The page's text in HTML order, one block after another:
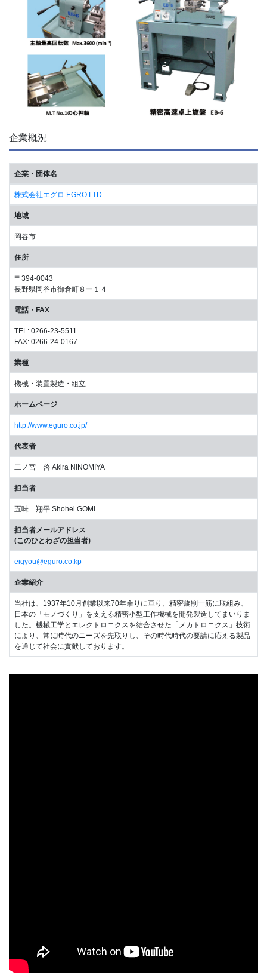
企業概況
企業・団体名
株式会社エグロ EGRO LTD.
地域
岡谷市
住所
〒394-0043
長野県岡谷市御倉町８ー１４
電話・FAX
TEL: 0266-23-5511
FAX: 0266-24-0167
業種
機械・装置製造・組立
ホームページ
http://www.eguro.co.jp/
代表者
二ノ宮 啓 Akira NINOMIYA
担当者
五味 翔平 Shohei GOMI
担当者メールアドレス
(このひとわざの担当者)
eigyou@eguro.co.kp
企業紹介
当社は、1937年10月創業以来70年余りに亘り、精密旋削一筋に取組み、
日本の「モノづくり」を支える精密小型工作機械を開発製造してまいりま
した。機械工学とエレクトロニクスを結合させた「メカトロニクス」技術
により、常に時代のニーズを先取りし、その時代時代の要請に応える製品
を通じて社会に貢献しております。